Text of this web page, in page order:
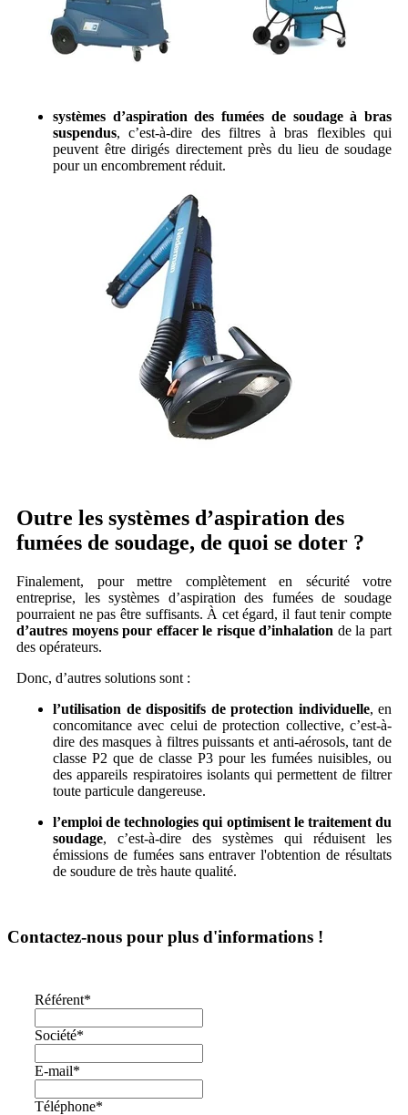
systèmes d’aspiration des fumées de soudage à bras
suspendus, c’est-à-dire des filtres à bras flexibles qui
peuvent être dirigés directement près du lieu de soudage
pour un encombrement réduit.
Outre les systèmes d’aspiration des
fumées de soudage, de quoi se doter ?
Finalement, pour mettre complètement en sécurité votre
entreprise, les systèmes d’aspiration des fumées de soudage
pourraient ne pas être suffisants. À cet égard, il faut tenir compte
d’autres moyens pour effacer le risque d’inhalation de la part
des opérateurs.
Donc, d’autres solutions sont :
l’utilisation de dispositifs de protection individuelle, en
concomitance avec celui de protection collective, c’est-à-
dire des masques à filtres puissants et anti-aérosols, tant de
classe P2 que de classe P3 pour les fumées nuisibles, ou
des appareils respiratoires isolants qui permettent de filtrer
toute particule dangereuse.
l’emploi de technologies qui optimisent le traitement du
soudage, c’est-à-dire des systèmes qui réduisent les
émissions de fumées sans entraver l'obtention de résultats
de soudure de très haute qualité.
Contactez-nous pour plus d'informations !
Référent*
Société*
E-mail*
Téléphone*